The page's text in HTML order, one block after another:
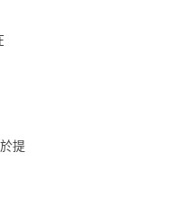
提